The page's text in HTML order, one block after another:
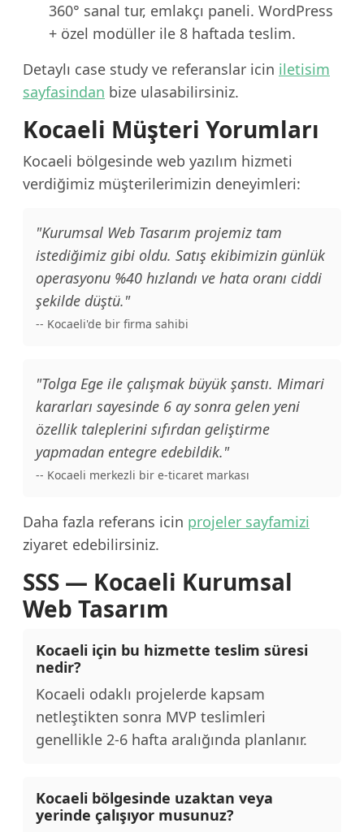
360° sanal tur, emlakçı paneli. WordPress
+ özel modüller ile 8 haftada teslim.
Detaylı case study ve referanslar icin iletisim
sayfasindan bize ulasabilirsiniz.
Kocaeli Müşteri Yorumları
Kocaeli bölgesinde web yazılım hizmeti
verdiğimiz müşterilerimizin deneyimleri:
"Kurumsal Web Tasarım projemiz tam
istediğimiz gibi oldu. Satış ekibimizin günlük
operasyonu %40 hızlandı ve hata oranı ciddi
şekilde düştü."
-- Kocaeli'de bir firma sahibi
"Tolga Ege ile çalışmak büyük şanstı. Mimari
kararları sayesinde 6 ay sonra gelen yeni
özellik taleplerini sıfırdan geliştirme
yapmadan entegre edebildik."
-- Kocaeli merkezli bir e-ticaret markası
Daha fazla referans icin projeler sayfamizi
ziyaret edebilirsiniz.
SSS — Kocaeli Kurumsal
Web Tasarım
Kocaeli için bu hizmette teslim süresi
nedir?
Kocaeli odaklı projelerde kapsam
netleştikten sonra MVP teslimleri
genellikle 2-6 hafta aralığında planlanır.
Kocaeli bölgesinde uzaktan veya
yerinde çalışıyor musunuz?